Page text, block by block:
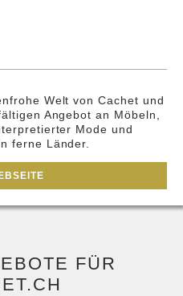
Welt von Cachet und
Angebot an Möbeln,
Mode und
ferne Länder.
FÜR